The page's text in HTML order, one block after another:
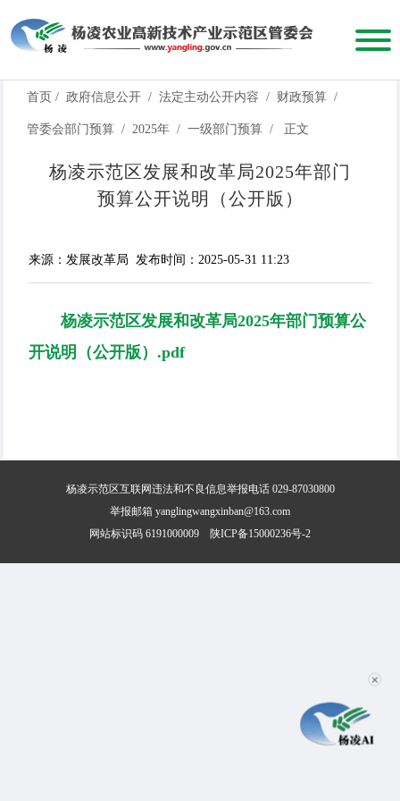
首页 / 政府信息公开 / 法定主动公开内容 / 财政预算 /
管委会部门预算 / 2025年 / 一级部门预算 / 正文
杨凌示范区发展和改革局2025年部门
预算公开说明（公开版）
来源：发展改革局 发布时间：2025-05-31 11:23
杨凌示范区发展和改革局2025年部门预算公
开说明（公开版）.pdf
杨凌示范区互联网违法和不良信息举报电话 029-87030800
举报邮箱 yanglingwangxinban@163.com
网站标识码 6191000009
陕ICP备15000236号-2
✕